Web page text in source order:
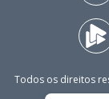
Todos os direitos